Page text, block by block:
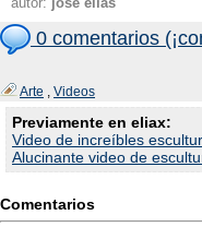
0 comentarios
Arte , Videos
Previamente en eliax:
Video de increíbles
Alucinante video de
Comentarios